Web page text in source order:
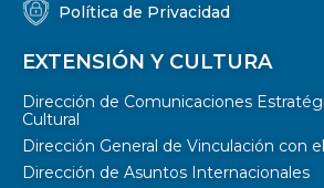
Política de Privacidad
EXTENSIÓN Y CULTURA
Dirección de Comunicaciones
Cultural
Dirección General de Vinculación con
Dirección de Asuntos Internacionales